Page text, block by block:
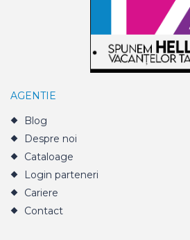
AGENTIE
Blog
Despre noi
Cataloage
Login parteneri
Cariere
Contact